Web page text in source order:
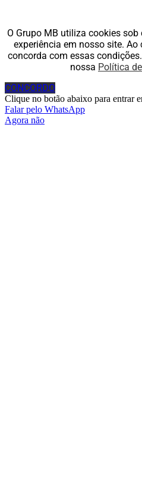
O Grupo MB utiliza cookies
experiência em nosso site.
concorda com essas
nossa Política
CONCORDO
Clique no botão abaixo para entrar
Falar pelo WhatsApp
Agora não